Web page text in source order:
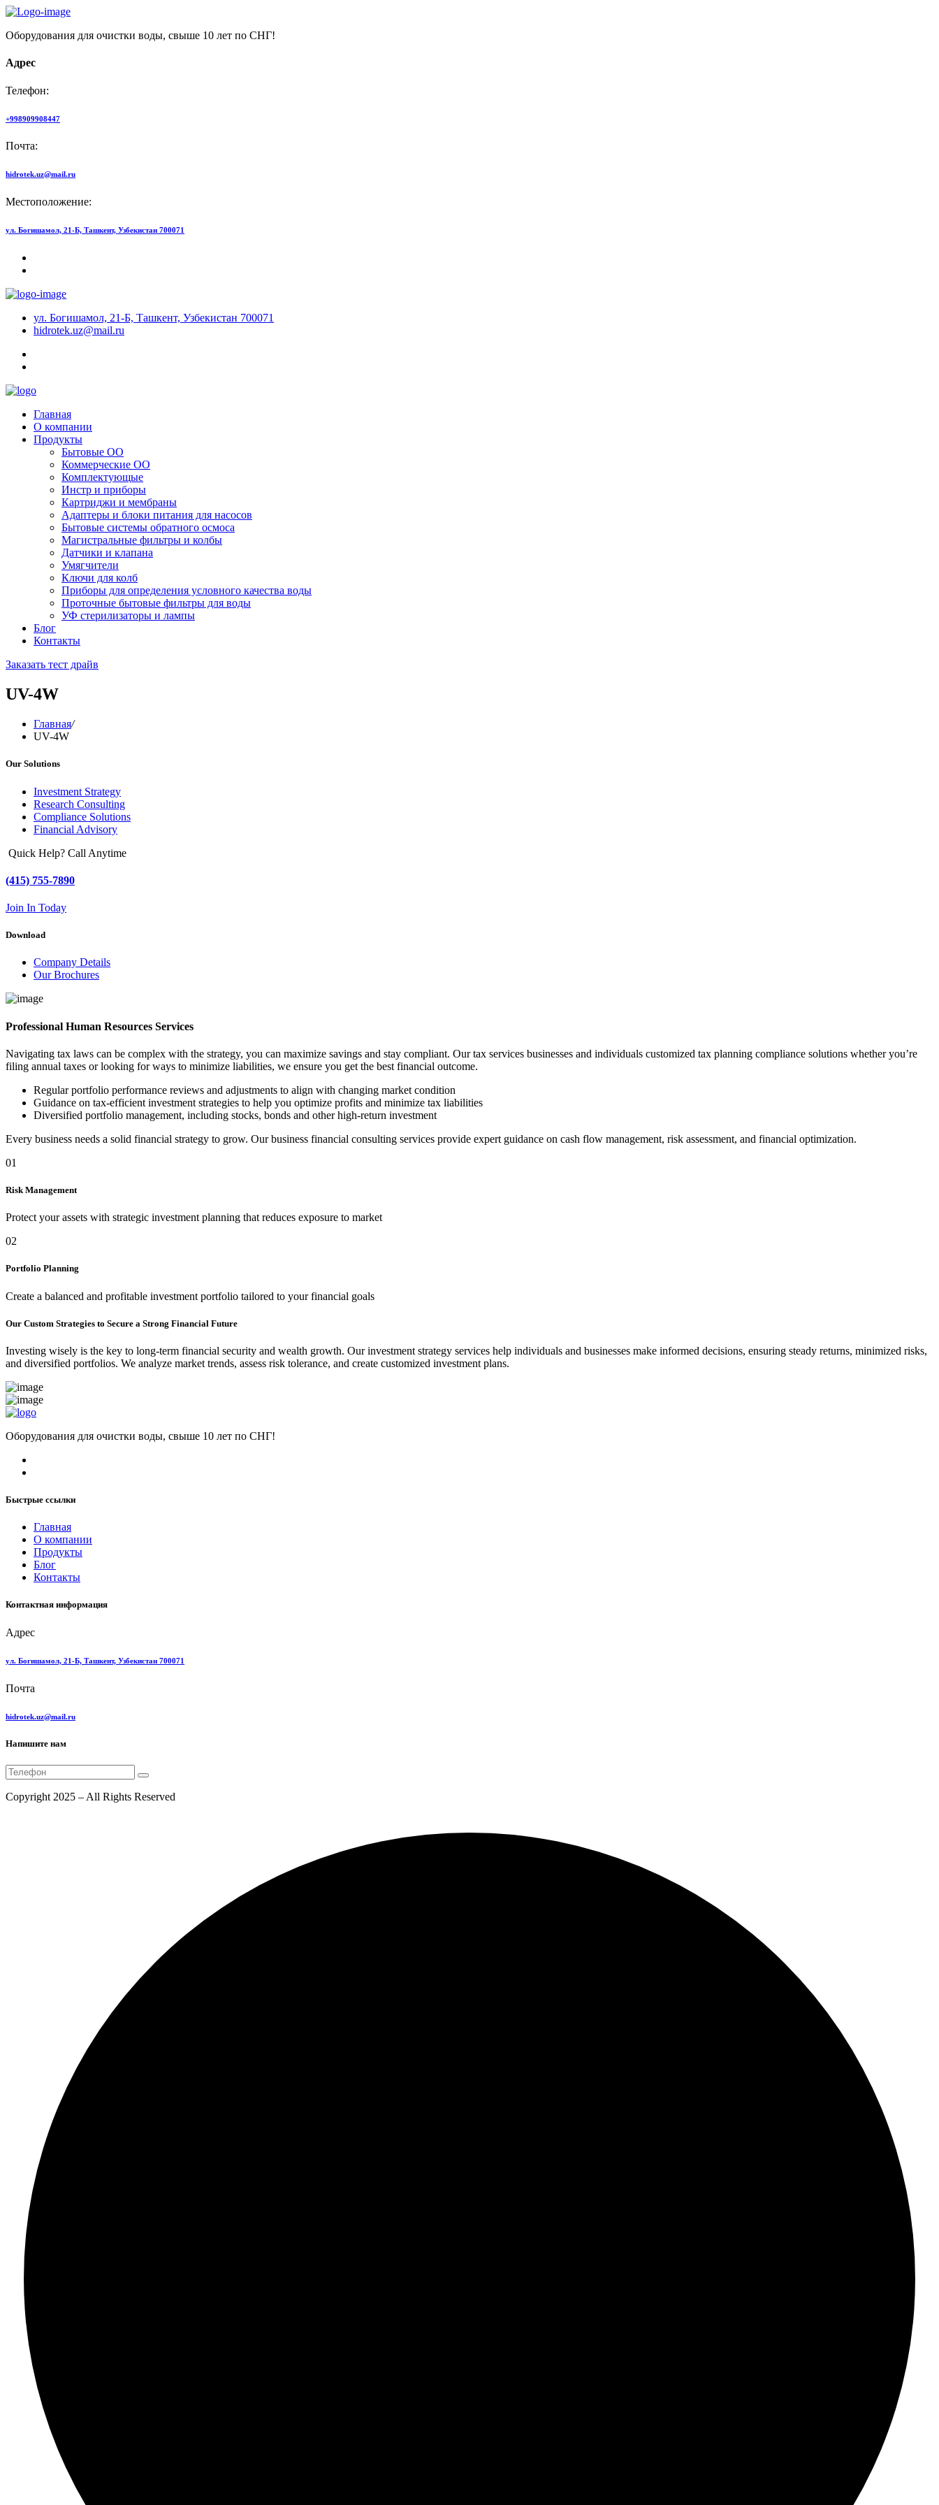
Оборудования для очистки воды, свыше 10 лет по СНГ!
Адрес
Телефон:
+998909908447
Почта:
hidrotek.uz@mail.ru
Местоположение:
ул. Богишамол, 21-Б, Ташкент, Узбекистан 700071
ул. Богишамол, 21-Б, Ташкент, Узбекистан 700071
hidrotek.uz@mail.ru
Главная
О компании
Продукты
Бытовые ОО
Коммерческие ОО
Комплектующые
Инстр и приборы
Картриджи и мембраны
Адаптеры и блоки питания для насосов
Бытовые системы обратного осмоса
Магистральные фильтры и колбы
Датчики и клапана
Умягчители
Ключи для колб
Приборы для определения условного качества воды
Проточные бытовые фильтры для воды
УФ стерилизаторы и лампы
Блог
Контакты
Заказать тест драйв
UV-4W
Главная/
UV-4W
Our Solutions
Investment Strategy
Research Consulting
Compliance Solutions
Financial Advisory
Quick Help? Call Anytime
(415) 755-7890
Join In Today
Download
Company Details
Our Brochures
Professional Human Resources Services
Navigating tax laws can be complex with the strategy, you can maximize savings and stay compliant. Our tax services businesses and individuals customized tax planning compliance solutions whether you’re
filing annual taxes or looking for ways to minimize liabilities, we ensure you get the best financial outcome.
Regular portfolio performance reviews and adjustments to align with changing market condition
Guidance on tax-efficient investment strategies to help you optimize profits and minimize tax liabilities
Diversified portfolio management, including stocks, bonds and other high-return investment
Every business needs a solid financial strategy to grow. Our business financial consulting services provide expert guidance on cash flow management, risk assessment, and financial optimization.
01
Risk Management
Protect your assets with strategic investment planning that reduces exposure to market
02
Portfolio Planning
Create a balanced and profitable investment portfolio tailored to your financial goals
Our Custom Strategies to Secure a Strong Financial Future
Investing wisely is the key to long-term financial security and wealth growth. Our investment strategy services help individuals and businesses make informed decisions, ensuring steady returns, minimized risks,
and diversified portfolios. We analyze market trends, assess risk tolerance, and create customized investment plans.
Оборудования для очистки воды, свыше 10 лет по СНГ!
Быстрые ссылки
Главная
О компании
Продукты
Блог
Контакты
Контактная информация
Адрес
ул. Богишамол, 21-Б, Ташкент, Узбекистан 700071
Почта
hidrotek.uz@mail.ru
Напишите нам
Copyright 2025 – All Rights Reserved